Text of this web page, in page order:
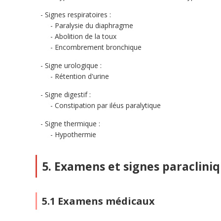
Signes respiratoires :
Paralysie du diaphragme
Abolition de la toux
Encombrement bronchique
Signe urologique :
Rétention d'urine
Signe digestif :
Constipation par iléus paralytique
Signe thermique :
Hypothermie
5. Examens et signes
5.1 Examens médicaux